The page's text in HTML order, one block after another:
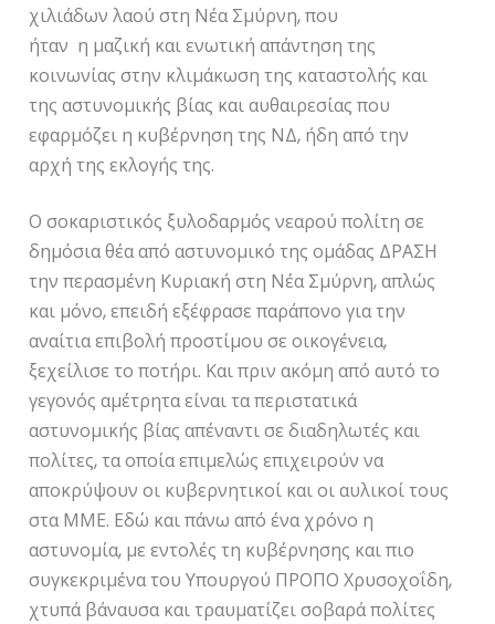
χιλιάδων λαού στη Νέα Σμύρνη, που
ήταν η μαζική και ενωτική απάντηση της
κοινωνίας στην κλιμάκωση της καταστολής και
της αστυνομικής βίας και αυθαιρεσίας που
εφαρμόζει η κυβέρνηση της ΝΔ, ήδη από την
αρχή της εκλογής της.
Ο σοκαριστικός ξυλοδαρμός νεαρού πολίτη σε
δημόσια θέα από αστυνομικό της ομάδας ΔΡΑΣΗ
την περασμένη Κυριακή στη Νέα Σμύρνη, απλώς
και μόνο, επειδή εξέφρασε παράπονο για την
αναίτια επιβολή προστίμου σε οικογένεια,
ξεχείλισε το ποτήρι. Και πριν ακόμη από αυτό το
γεγονός αμέτρητα είναι τα περιστατικά
αστυνομικής βίας απέναντι σε διαδηλωτές και
πολίτες, τα οποία επιμελώς επιχειρούν να
αποκρύψουν οι κυβερνητικοί και οι αυλικοί τους
στα ΜΜΕ. Εδώ και πάνω από ένα χρόνο η
αστυνομία, με εντολές τη κυβέρνησης και πιο
συγκεκριμένα του Υπουργού ΠΡΟΠΟ Χρυσοχοΐδη,
χτυπά βάναυσα και τραυματίζει σοβαρά πολίτες